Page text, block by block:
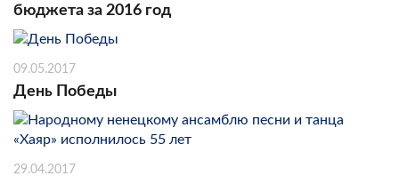
бюджета за 2016 год
09.05.2017
День Победы
29.04.2017